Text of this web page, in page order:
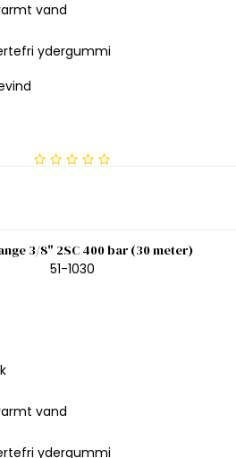
vand
ydergummi
3/8" 2SC 400 bar (30 meter)
51-1030
vand
ydergummi